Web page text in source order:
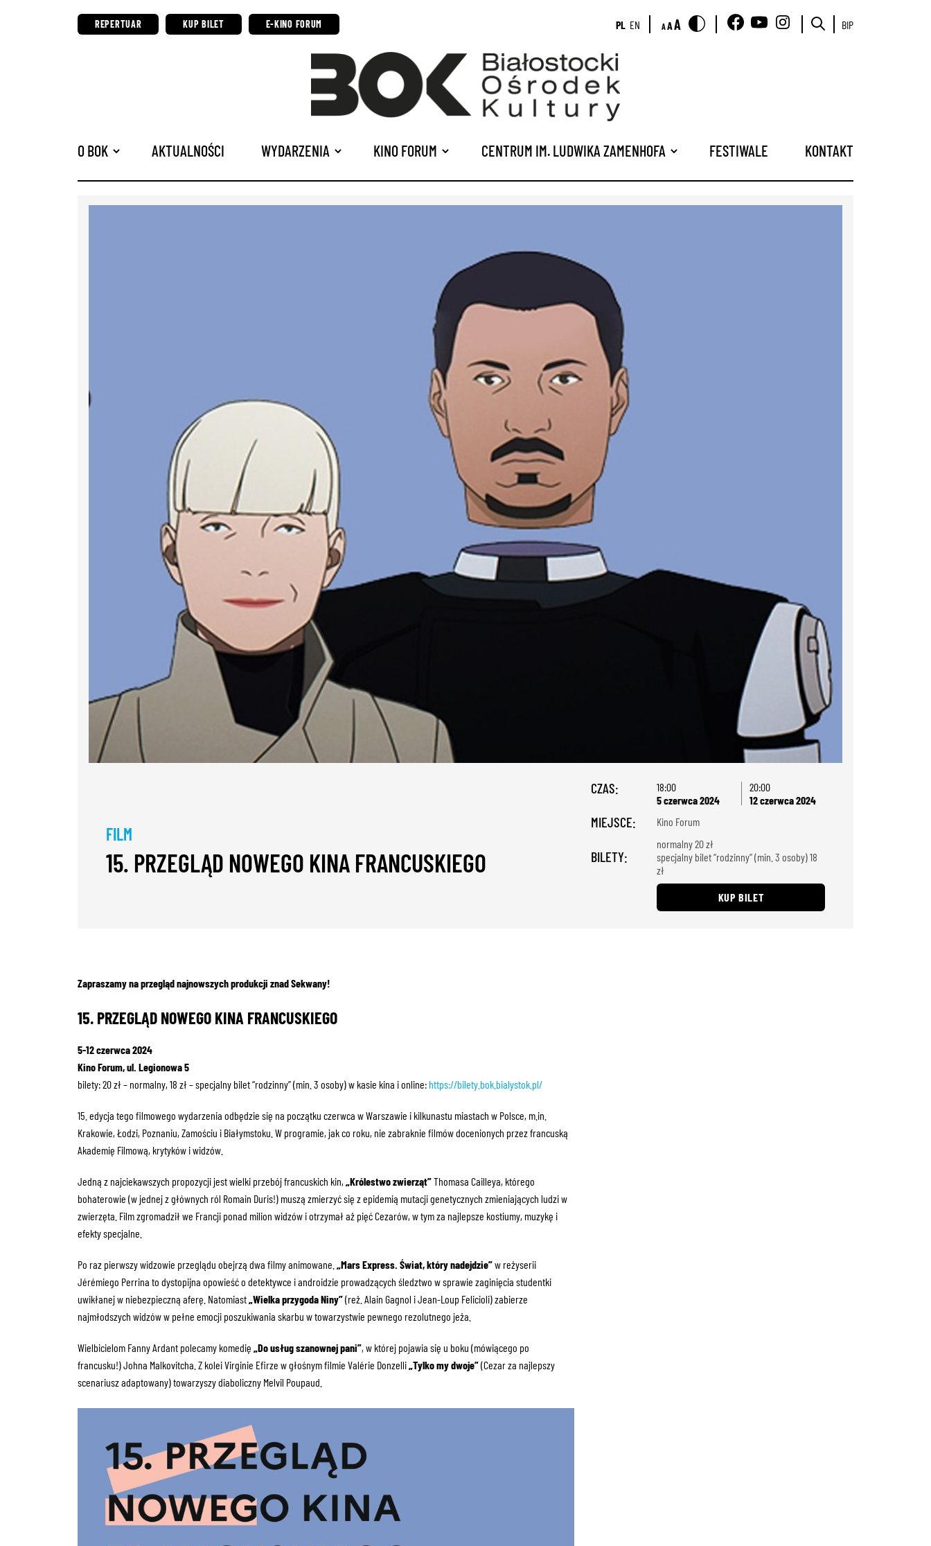
REPERTUAR KUP BILET E-KINO FORUM PL EN AAA BIP
O BOK AKTUALNOŚCI WYDARZENIA KINO FORUM CENTRUM IM. LUDWIKA ZAMENHOFA FESTIWALE KONTAKT
FILM
15. PRZEGLĄD NOWEGO KINA FRANCUSKIEGO
CZAS:
18:00
5 czerwca 2024
20:00
12 czerwca 2024
MIEJSCE: Kino Forum
BILETY:
normalny 20 zł
specjalny bilet “rodzinny” (min. 3 osoby) 18
zł
KUP BILET
Zapraszamy na przegląd najnowszych produkcji znad Sekwany!
15. PRZEGLĄD NOWEGO KINA FRANCUSKIEGO
5-12 czerwca 2024
Kino Forum, ul. Legionowa 5
bilety: 20 zł – normalny, 18 zł – specjalny bilet “rodzinny” (min. 3 osoby) w kasie kina i online: https://bilety.bok.bialystok.pl/
15. edycja tego filmowego wydarzenia odbędzie się na początku czerwca w Warszawie i kilkunastu miastach w Polsce, m.in.
Krakowie, Łodzi, Poznaniu, Zamościu i Białymstoku. W programie, jak co roku, nie zabraknie filmów docenionych przez francuską
Akademię Filmową, krytyków i widzów.
Jedną z najciekawszych propozycji jest wielki przebój francuskich kin, „Królestwo zwierząt”Thomasa Cailleya, którego
bohaterowie (w jednej z głównych ról Romain Duris!) muszą zmierzyć się z epidemią mutacji genetycznych zmieniających ludzi w
zwierzęta. Film zgromadził we Francji ponad milion widzów i otrzymał aż pięć Cezarów, w tym za najlepsze kostiumy, muzykę i
efekty specjalne.
Po raz pierwszy widzowie przeglądu obejrzą dwa filmy animowane. „Mars Express. Świat, który nadejdzie”w reżyserii
Jérémiego Perrina to dystopijna opowieść o detektywce i androidzie prowadzących śledztwo w sprawie zaginięcia studentki
uwikłanej w niebezpieczną aferę. Natomiast„Wielka przygoda Niny”(reż. Alain Gagnol i Jean-Loup Felicioli) zabierze
najmłodszych widzów w pełne emocji poszukiwania skarbu w towarzystwie pewnego rezolutnego jeża.
Wielbicielom Fanny Ardant polecamy komedię „Do usług szanownej pani”, w której pojawia się u boku (mówiącego po
francusku!) Johna Malkovitcha. Z kolei Virginie Efirze w głośnym filmie Valérie Donzelli„Tylko my dwoje”(Cezar za najlepszy
scenariusz adaptowany) towarzyszy diaboliczny Melvil Poupaud.